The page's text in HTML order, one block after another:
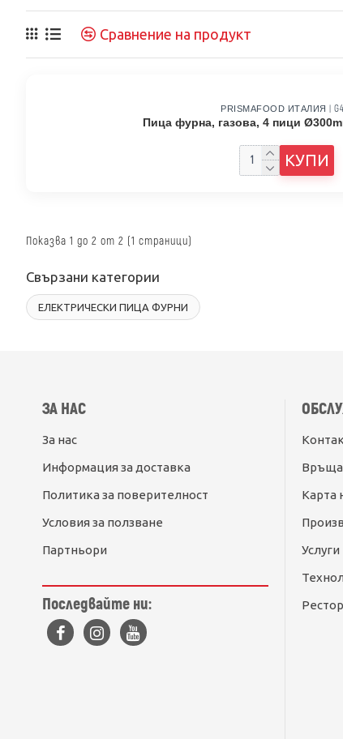
Сравнение на продукт
PRISMAFOOD ИТАЛИЯ | G4
Пица фурна, газова, 4 пици
2760.00 €
КУПИ
Показва 1 до 2 от 2 (1 страници)
Свързани категории
ЕЛЕКТРИЧЕСКИ ПИЦА ФУРНИ
ЗА НАС
За нас
Информация за доставка
Политика за поверителност
Условия за ползване
Партньори
Последвайте ни:
Карта
Услуги